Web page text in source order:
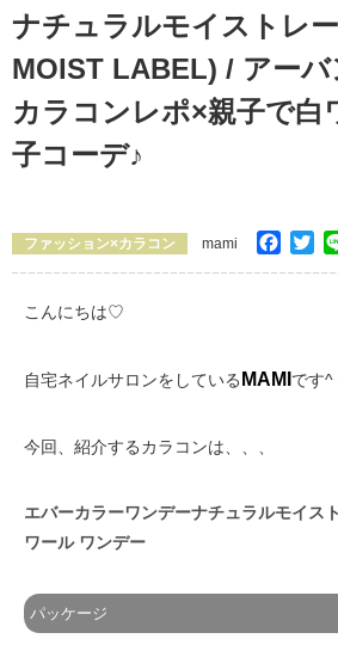
ナチュラルモイストレ
MOIST LABEL) / アー
カラコンレポ×親子で白
子コーデ♪
ファッション×カラコン mami
こんにちは♡
自宅ネイルサロンをしている MAMI です^
今回、紹介するカラコンは、、、
エバーカラーワンデーナチュラルモイス
ワール ワンデー
パッケージ